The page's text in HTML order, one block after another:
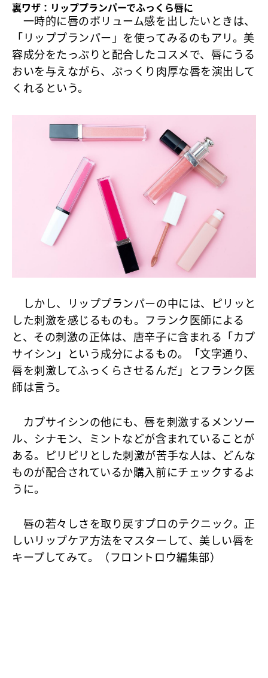
裏ワザ：リッププランパーでふっくら唇に
一時的に唇のボリューム感を出したいときは、
「リッププランパー」を使ってみるのもアリ。美
容成分をたっぷりと配合したコスメで、唇にうる
おいを与えながら、ぷっくり肉厚な唇を演出して
くれるという。
しかし、リッププランパーの中には、ピリッと
した刺激を感じるものも。フランク医師による
と、その刺激の正体は、唐辛子に含まれる「カプ
サイシン」という成分によるもの。「文字通り、
唇を刺激してふっくらさせるんだ」とフランク医
師は言う。
カプサイシンの他にも、唇を刺激するメンソー
ル、シナモン、ミントなどが含まれていることが
ある。ピリピリとした刺激が苦手な人は、どんな
ものが配合されているか購入前にチェックするよ
うに。
唇の若々しさを取り戻すプロのテクニック。正
しいリップケア方法をマスターして、美しい唇を
キープしてみて。（フロントロウ編集部）